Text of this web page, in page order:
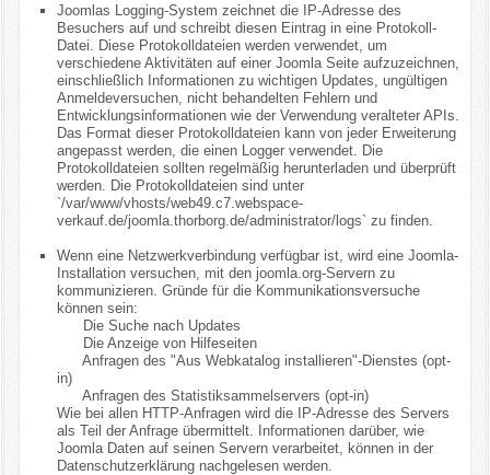
Joomlas Logging-System zeichnet die IP-Adresse des
Besuchers auf und schreibt diesen Eintrag in eine Protokoll-
Datei. Diese Protokolldateien werden verwendet, um
verschiedene Aktivitäten auf einer Joomla Seite aufzuzeichnen,
einschließlich Informationen zu wichtigen Updates, ungültigen
Anmeldeversuchen, nicht behandelten Fehlern und
Entwicklungsinformationen wie der Verwendung veralteter APIs.
Das Format dieser Protokolldateien kann von jeder Erweiterung
angepasst werden, die einen Logger verwendet. Die
Protokolldateien sollten regelmäßig herunterladen und überprüft
werden. Die Protokolldateien sind unter
`/var/www/vhosts/web49.c7.webspace-
verkauf.de/joomla.thorborg.de/administrator/logs` zu finden.
Wenn eine Netzwerkverbindung verfügbar ist, wird eine Joomla-
Installation versuchen, mit den joomla.org-Servern zu
kommunizieren. Gründe für die Kommunikationsversuche
können sein:
Die Suche nach Updates
Die Anzeige von Hilfeseiten
Anfragen des "Aus Webkatalog installieren"-Dienstes (opt-
in)
Anfragen des Statistiksammelservers (opt-in)
Wie bei allen HTTP-Anfragen wird die IP-Adresse des Servers
als Teil der Anfrage übermittelt. Informationen darüber, wie
Joomla Daten auf seinen Servern verarbeitet, können in der
Datenschutzerklärung nachgelesen werden.